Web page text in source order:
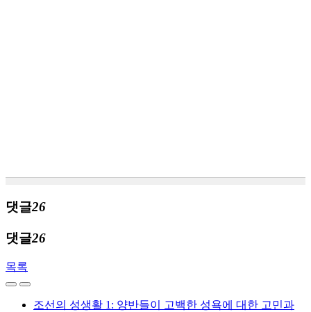
댓글26
댓글26
목록
조선의 성생활 1: 양반들이 고백한 성욕에 대한 고민과